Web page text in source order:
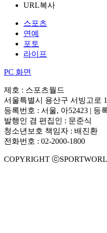
URL복사
스포츠
연예
포토
라이프
PC 화면
제호 : 스포츠월드
서울특별시 용산구 서빙고로
등록번호 : 서울, 아52423 | 등
발행인 겸 편집인 : 문준식
청소년보호 책임자 : 배진환
전화번호 : 02-2000-1800
COPYRIGHT